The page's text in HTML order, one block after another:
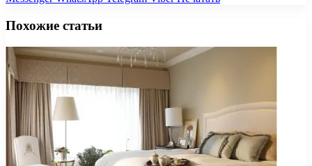
Похожие статьи